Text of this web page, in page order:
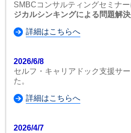
SMBCコンサルティングセミナ
ジカルシンキングによる問題解決
詳細はこちらへ
2026/6/8
セルフ・キャリアドック支援サ
た。
詳細はこちらへ
2026/4/7